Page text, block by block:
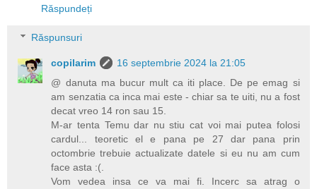
Răspundeți
Răspunsuri
copilarim
16 septembrie 2024 la 21:05
@ danuta ma bucur mult ca iti place. De pe emag si
am senzatia ca inca mai este - chiar sa te uiti, nu a fost
decat vreo 14 ron sau 15.
M-ar tenta Temu dar nu stiu cat voi mai putea folosi
cardul... teoretic el e pana pe 27 dar pana prin
octombrie trebuie actualizate datele si eu nu am cum
face asta :(.
Vom vedea insa ce va mai fi. Incerc sa atrag o